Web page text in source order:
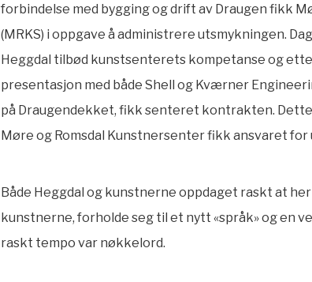
forbindelse med bygging og drift av Draugen fikk
(MRKS) i oppgave å administrere utsmykningen.
Heggdal tilbød kunstsenterets kompetanse og
presentasjon med både Shell og Kværner
på Draugendekket, fikk senteret kontrakten.
Møre og Romsdal Kunstnersenter fikk ansvaret for
Både Heggdal og kunstnerne oppdaget raskt at
kunstnerne, forholde seg til et nytt «språk» og en
raskt tempo var nøkkelord.